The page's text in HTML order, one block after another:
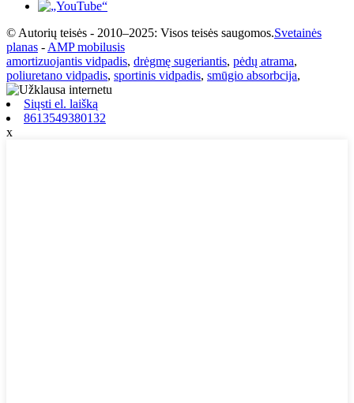
© Autorių teisės - 2010–2025: Visos teisės saugomos.Svetainės
planas - AMP mobilusis
amortizuojantis vidpadis, drėgmę sugeriantis, pėdų atrama,
poliuretano vidpadis, sportinis vidpadis, smūgio absorbcija,
Siųsti el. laišką
8613549380132
x